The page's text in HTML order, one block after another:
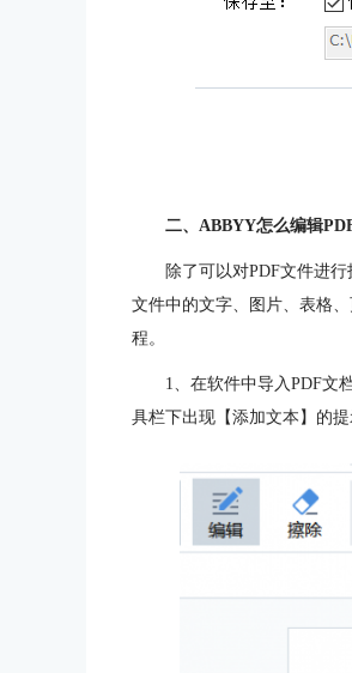
二、ABBYY怎么编辑
除了可以对PDF文件进
文件中的文字、图片、表格
程。
1、在软件中导入PDF文
具栏下出现【添加文本】的